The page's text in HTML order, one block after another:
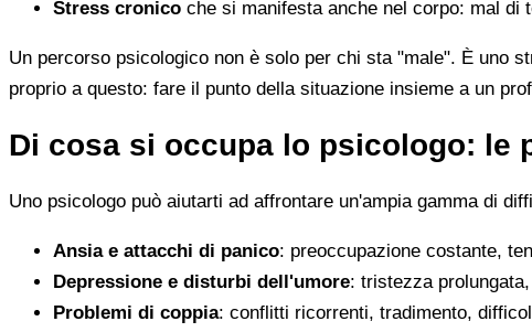
Stress cronico che si manifesta anche nel corpo: mal di
Un percorso psicologico non è solo per chi sta "male". È uno
proprio a questo: fare il punto della situazione insieme a un
Di cosa si occupa lo psicologo: le
Uno psicologo può aiutarti ad affrontare un'ampia gamma di
Ansia e attacchi di panico: preoccupazione costante,
Depressione e disturbi dell'umore: tristezza
Problemi di coppia: conflitti ricorrenti, tradimento,